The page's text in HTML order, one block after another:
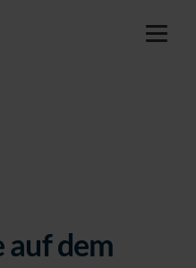
auf dem